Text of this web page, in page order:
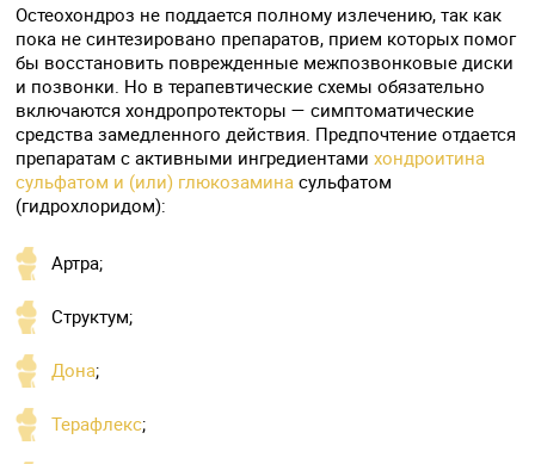
Остеохондроз не поддается полному излечению, так как
пока не синтезировано препаратов, прием которых помог
бы восстановить поврежденные межпозвонковые диски
и позвонки. Но в терапевтические схемы обязательно
включаются хондропротекторы — симптоматические
средства замедленного действия. Предпочтение отдается
препаратам с активными ингредиентамихондроитина
сульфатом и (или) глюкозамина сульфатом
(гидрохлоридом):
Артра;
Структум;
Дона;
Терафлекс;